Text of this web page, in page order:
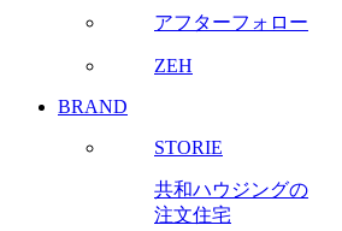
アフターフォロー
ZEH
BRAND
STORIE
共和ハウジングの
注文住宅